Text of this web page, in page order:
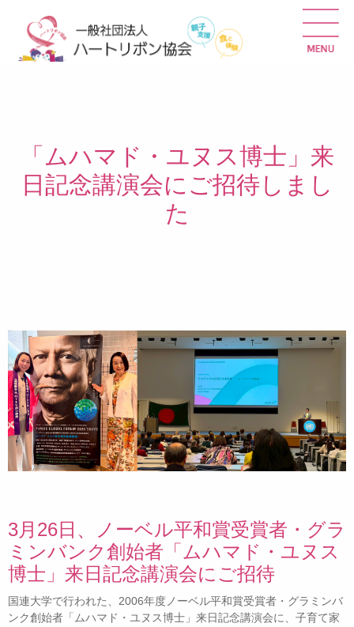
「ムハマド・ユヌス博士」来
日記念講演会にご招待しまし
た
3月26日、ノーベル平和賞受賞者・グラ
ミンバンク創始者「ムハマド・ユヌス
博士」来日記念講演会にご招待
国連大学で行われた、2006年度ノーベル平和賞受賞者・グラミンバ
ンク創始者「ムハマド・ユヌス博士」来日記念講演会に、子育て家